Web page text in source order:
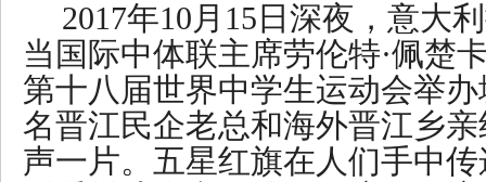
2017年10月15日深夜，意大
当国际中体联主席劳伦特·佩楚
第十八届世界中学生运动会举
名晋江民企老总和海外晋江乡亲
声一片。五星红旗在人们手中